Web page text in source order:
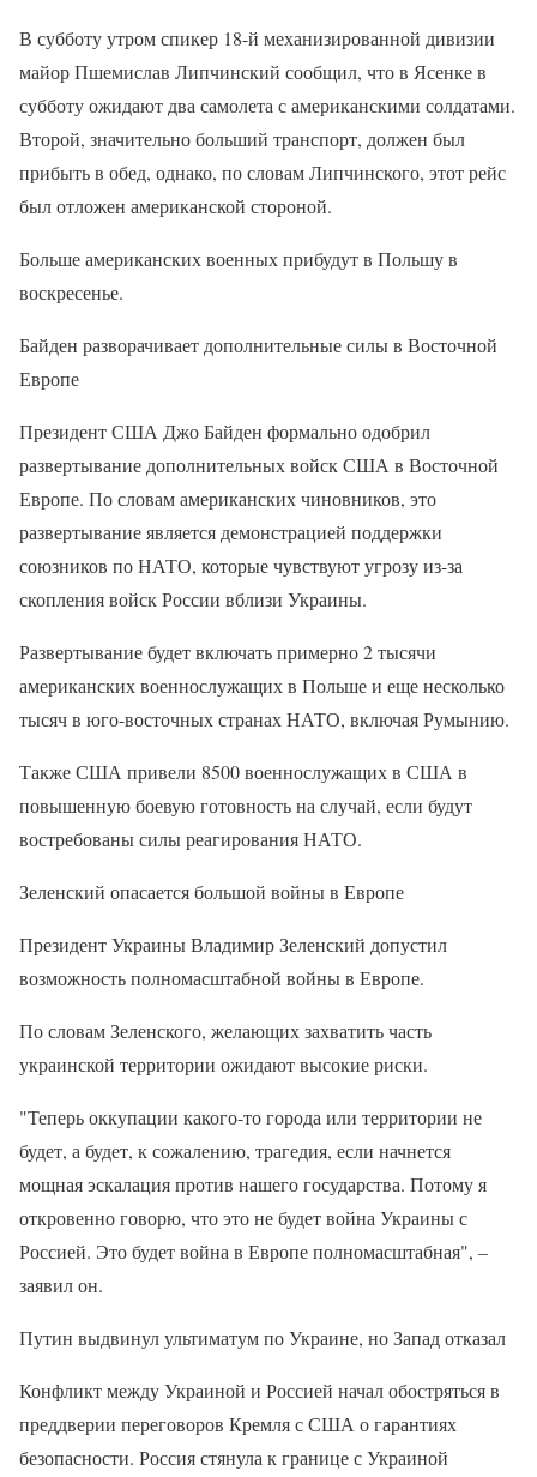
В субботу утром спикер 18-й механизированной дивизии
майор Пшемислав Липчинский сообщил, что в Ясенке в
субботу ожидают два самолета с американскими солдатами.
Второй, значительно больший транспорт, должен был
прибыть в обед, однако, по словам Липчинского, этот рейс
был отложен американской стороной.
Больше американских военных прибудут в Польшу в
воскресенье.
Байден разворачивает дополнительные силы в Восточной
Европе
Президент США Джо Байден формально одобрил
развертывание дополнительных войск США в Восточной
Европе. По словам американских чиновников, это
развертывание является демонстрацией поддержки
союзников по НАТО, которые чувствуют угрозу из-за
скопления войск России вблизи Украины.
Развертывание будет включать примерно 2 тысячи
американских военнослужащих в Польше и еще несколько
тысяч в юго-восточных странах НАТО, включая Румынию.
Также США привели 8500 военнослужащих в США в
повышенную боевую готовность на случай, если будут
востребованы силы реагирования НАТО.
Зеленский опасается большой войны в Европе
Президент Украины Владимир Зеленский допустил
возможность полномасштабной войны в Европе.
По словам Зеленского, желающих захватить часть
украинской территории ожидают высокие риски.
"Теперь оккупации какого-то города или территории не
будет, а будет, к сожалению, трагедия, если начнется
мощная эскалация против нашего государства. Потому я
откровенно говорю, что это не будет война Украины с
Россией. Это будет война в Европе полномасштабная", –
заявил он.
Путин выдвинул ультиматум по Украине, но Запад отказал
Конфликт между Украиной и Россией начал обостряться в
преддверии переговоров Кремля с США о гарантиях
безопасности. Россия стянула к границе с Украиной